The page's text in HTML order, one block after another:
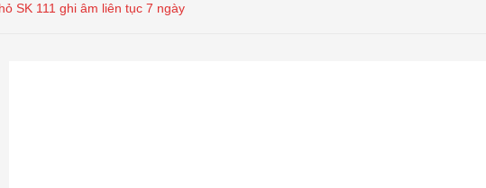
SK 111 ghi âm liên tục 7 ngày